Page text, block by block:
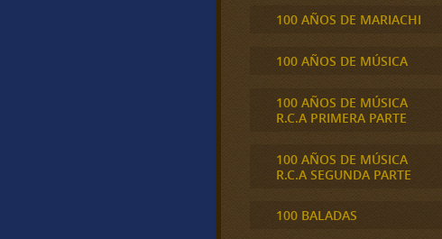
100 AÑOS DE MARIACHI
100 AÑOS DE MÚSICA
100 AÑOS DE MÚSICA
R.C.A PRIMERA PARTE
100 AÑOS DE MÚSICA
R.C.A SEGUNDA PARTE
100 BALADAS